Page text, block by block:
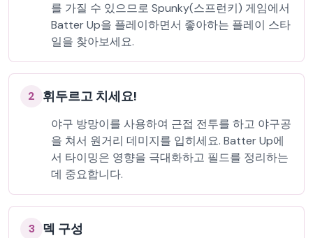
를 가질 수 있으므로 Spunky(스프런키) 게임에서
Batter Up을 플레이하면서 좋아하는 플레이 스타
일을 찾아보세요.
2 휘두르고 치세요!
야구 방망이를 사용하여 근접 전투를 하고 야구공
을 쳐서 원거리 데미지를 입히세요. Batter Up에
서 타이밍은 영향을 극대화하고 필드를 정리하는
데 중요합니다.
3 덱 구성